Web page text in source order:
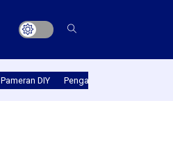
Pameran DIY Pengabmas